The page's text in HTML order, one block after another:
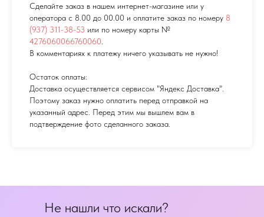
Сделайте заказ в нашем интернет-магазине или у
оператора с 8.00 до 00.00 и оплатите заказ по номеру 8
(937) 311-38-53 или по номеру карты №
4276060066760060
В комментариях к платежу ничего указывать не нужно!
Остаток оплаты:
Доставка осуществляется сервисом "Яндекс Доставка".
Поэтому заказ нужно оплатить перед отправкой на
указанный адрес. Перед этим мы вышлем вам в
подтверждение фото сделанного заказа.
Не нашли что искали?